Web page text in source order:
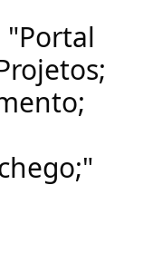
"Portal